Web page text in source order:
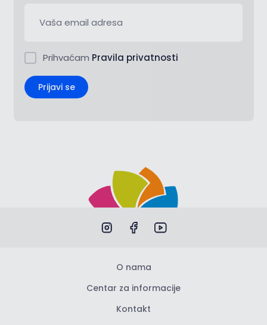
Prihvaćam Pravila privatnosti
Prijavi se
O nama
Centar za informacije
Kontakt